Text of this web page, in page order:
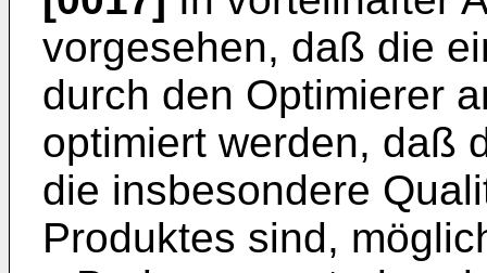
vorgesehen, daß die
durch den Optimierer
optimiert werden, daß
die insbesondere
Produktes sind,